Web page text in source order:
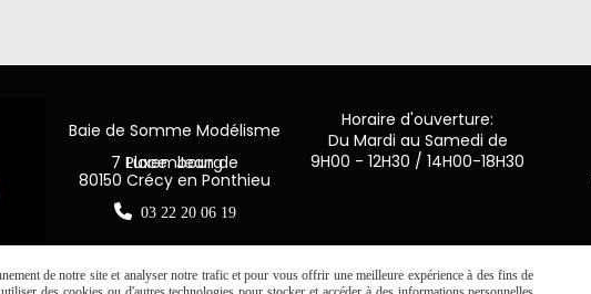
Baie de Somme Modélisme
7 Place Jean de Luxembourg
80150 Crécy en Ponthieu
 03 22 20 06 19
Horaire d'ouverture:
Du Mardi au Samedi de
9H00 - 12H30 / 14H00-18H30
de notre site et analyser notre trafic et pour vous offrir une meilleure expérience à des fins de